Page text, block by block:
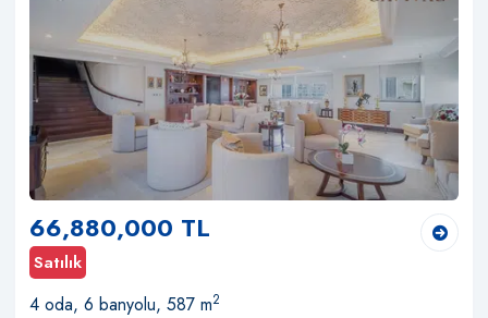
66,880,000 TL
Satılık
4 oda, 6 banyolu, 587 m2